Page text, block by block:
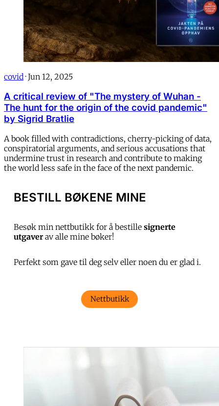
covid · Jun 12, 2025
A critical review of "The mystery of Wuhan -
The hunt for the origin of the covid pandemic"
by Sigrid Bratlie
A book filled with contradictions, cherry-picking of data,
conspiratorial arguments, and serious accusations that
undermine trust in research and contribute to making
the world less safe in the face of the next pandemic.
BESTILL BØKENE MINE
Besøk min nettbutikk for å bestille signerte
utgaverav alle mine bøker!
Perfekt som gave til deg selv eller noen du er glad i.
Nettbutikk